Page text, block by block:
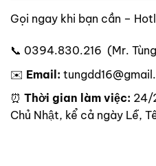
Gọi ngay khi bạn cần –
📞 0394.830.216 (Mr.
✉️ Email:
⏰ Thời gian làm việc: 24/
Chủ Nhật, kể cả ngày Lễ,